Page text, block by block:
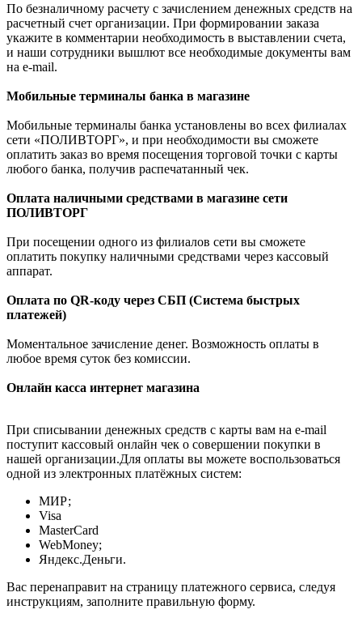
По безналичному расчету с зачислением денежных средств на
расчетный счет организации. При формировании заказа
укажите в комментарии необходимость в выставлении счета,
и наши сотрудники вышлют все необходимые документы вам
на e-mail.
Мобильные терминалы банка в магазине
Мобильные терминалы банка установлены во всех филиалах
сети «ПОЛИВТОРГ», и при необходимости вы сможете
оплатить заказ во время посещения торговой точки с карты
любого банка, получив распечатанный чек.
Оплата наличными средствами в магазине сети
ПОЛИВТОРГ
При посещении одного из филиалов сети вы сможете
оплатить покупку наличными средствами через кассовый
аппарат.
Оплата по QR-коду через СБП (Система быстрых
платежей)
Моментальное зачисление денег. Возможность оплаты в
любое время суток без комиссии.
Онлайн касса интернет магазина
При списывании денежных средств с карты вам на e-mail
поступит кассовый онлайн чек о совершении покупки в
нашей организации.Для оплаты вы можете воспользоваться
одной из электронных платёжных систем:
МИР;
Visa
MasterCard
WebMoney;
Яндекс.Деньги.
Вас перенаправит на страницу платежного сервиса, следуя
инструкциям, заполните правильную форму.